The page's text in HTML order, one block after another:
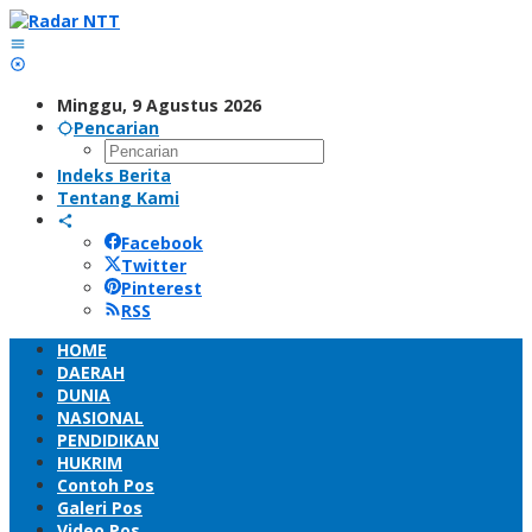
Lewati
ke
konten
Minggu, 9 Agustus 2026
Pencarian
Indeks Berita
Tentang Kami
Facebook
Twitter
Pinterest
RSS
HOME
DAERAH
DUNIA
NASIONAL
PENDIDIKAN
HUKRIM
Contoh Pos
Galeri Pos